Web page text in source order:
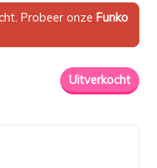
Probeer onze Funko